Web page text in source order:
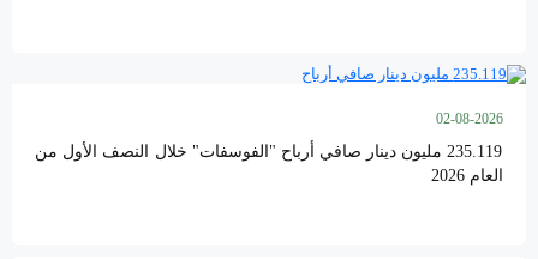
02-08-2026
235.119 مليون دينار صافي أرباح "الفوسفات" خلال النصف الأول من
العام 2026